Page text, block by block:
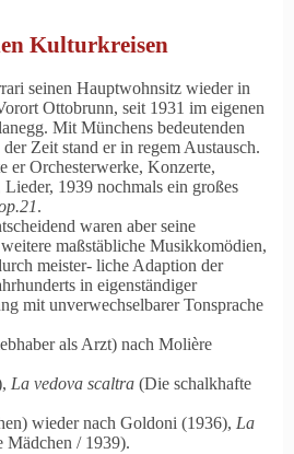
Kulturkreisen
seinen Hauptwohnsitz wieder in
Ottobrunn, seit 1931 im eigenen
Mit Münchens bedeutenden
Zeit stand er in regem Austausch.
er Orchesterwerke, Konzerte,
1939 nochmals ein großes
.
waren aber seine
maßstäbliche Musikkomödien,
meister- liche Adaption der
in eigenständiger
mit unverwechselbarer Tonsprache
als Arzt) nach Molière
La vedova scaltra (Die schalkhafte
wieder nach Goldoni (1936), La
Mädchen / 1939).